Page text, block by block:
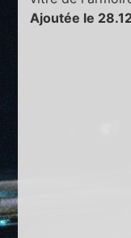
Ajoutée le